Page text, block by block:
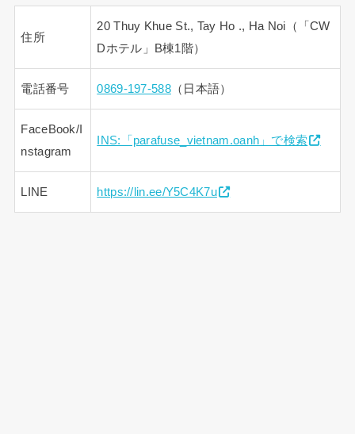
住所
20 Thuy Khue St., Tay Ho ., Ha Noi（「CW
Dホテル」B棟1階）
電話番号 0869-197-588（日本語）
FaceBook/I
nstagram
INS:「parafuse_vietnam.oanh」で検索
LINE https://lin.ee/Y5C4K7u